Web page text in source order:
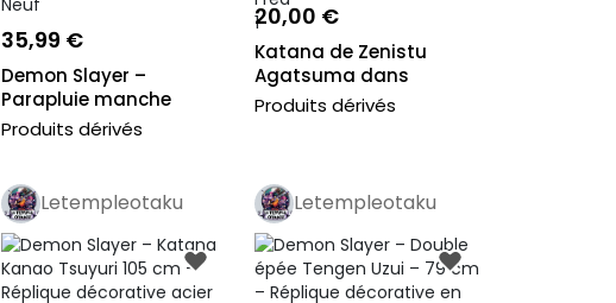
35,99 €
Demon Slayer –
Parapluie manche
katana Mitsuri Kan...
Produits dérivés
20,00 €
Katana de Zenistu
Agatsuma dans
Demon Slayer
Produits dérivés
Letempleotaku
Pro
Letempleotaku
Pro